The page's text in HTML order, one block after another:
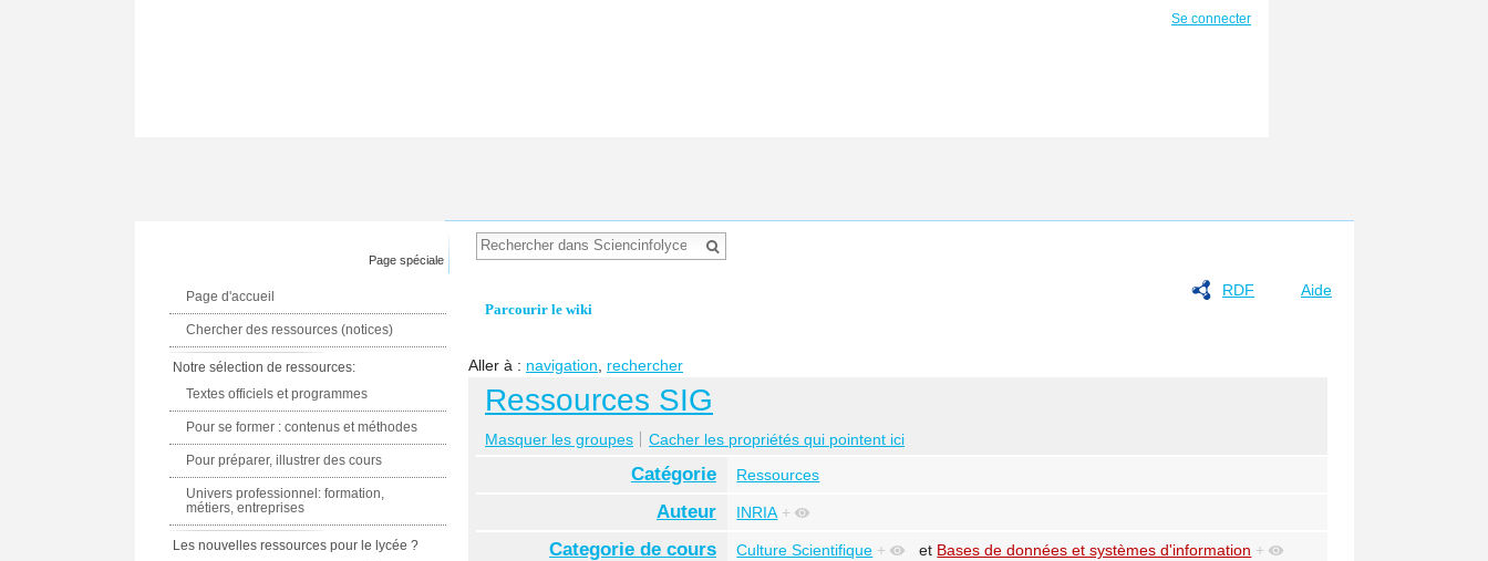
RDF Aide
Parcourir le wiki
Aller à : navigation rechercher
Ressources SIG
Masquer les groupes Cacher les propriétés qui pointent ici
Catégorie Ressources
Auteur INRIA +
Categorie de cours Culture Scientifique + et Bases de données et systèmes d'information +
Se connecter
Page spéciale
Page d'accueil
Chercher des ressources (notices)
Notre sélection de ressources:
Textes officiels et programmes
Pour se former : contenus et méthodes
Pour préparer, illustrer des cours
Univers professionnel: formation,
métiers, entreprises
Les nouvelles ressources pour le lycée ?